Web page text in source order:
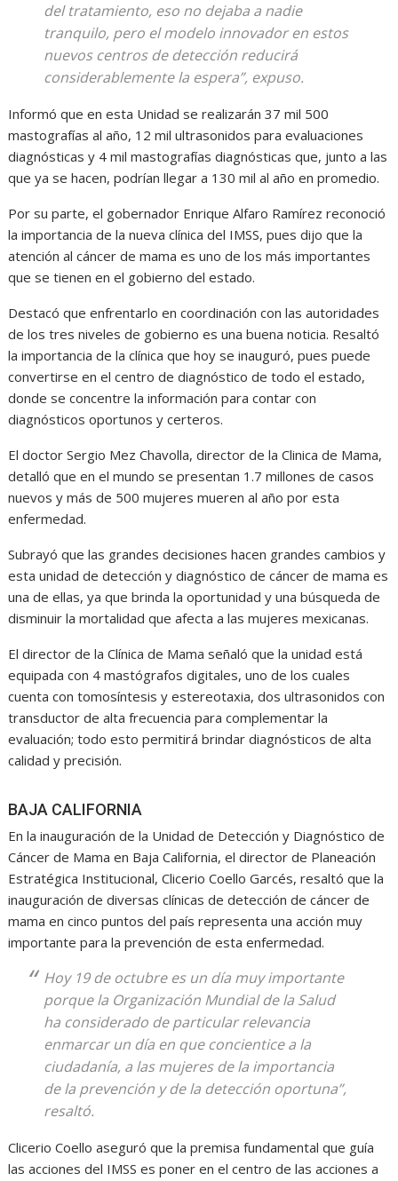
del tratamiento, eso no dejaba a nadie
tranquilo, pero el modelo innovador en estos
nuevos centros de detección reducirá
considerablemente la espera”, expuso.
Informó que en esta Unidad se realizarán 37 mil 500
mastografías al año, 12 mil ultrasonidos para evaluaciones
diagnósticas y 4 mil mastografías diagnósticas que, junto a las
que ya se hacen, podrían llegar a 130 mil al año en promedio.
Por su parte, el gobernador Enrique Alfaro Ramírez reconoció
la importancia de la nueva clínica del IMSS, pues dijo que la
atención al cáncer de mama es uno de los más importantes
que se tienen en el gobierno del estado.
Destacó que enfrentarlo en coordinación con las autoridades
de los tres niveles de gobierno es una buena noticia. Resaltó
la importancia de la clínica que hoy se inauguró, pues puede
convertirse en el centro de diagnóstico de todo el estado,
donde se concentre la información para contar con
diagnósticos oportunos y certeros.
El doctor Sergio Mez Chavolla, director de la Clinica de Mama,
detalló que en el mundo se presentan 1.7 millones de casos
nuevos y más de 500 mujeres mueren al año por esta
enfermedad.
Subrayó que las grandes decisiones hacen grandes cambios y
esta unidad de detección y diagnóstico de cáncer de mama es
una de ellas, ya que brinda la oportunidad y una búsqueda de
disminuir la mortalidad que afecta a las mujeres mexicanas.
El director de la Clínica de Mama señaló que la unidad está
equipada con 4 mastógrafos digitales, uno de los cuales
cuenta con tomosíntesis y estereotaxia, dos ultrasonidos con
transductor de alta frecuencia para complementar la
evaluación; todo esto permitirá brindar diagnósticos de alta
calidad y precisión.
BAJA CALIFORNIA
En la inauguración de la Unidad de Detección y Diagnóstico de
Cáncer de Mama en Baja California, el director de Planeación
Estratégica Institucional, Clicerio Coello Garcés, resaltó que la
inauguración de diversas clínicas de detección de cáncer de
mama en cinco puntos del país representa una acción muy
importante para la prevención de esta enfermedad.
Hoy 19 de octubre es un día muy importante
porque la Organización Mundial de la Salud
ha considerado de particular relevancia
enmarcar un día en que concientice a la
ciudadanía, a las mujeres de la importancia
de la prevención y de la detección oportuna”,
resaltó.
Clicerio Coello aseguró que la premisa fundamental que guía
las acciones del IMSS es poner en el centro de las acciones a